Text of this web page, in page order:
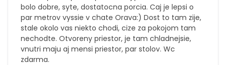
bolo dobre, syte, dostatocna porcia. Caj je lepsi o
par metrov vyssie v chate Orava:) Dost to tam zije,
stale okolo vas niekto chodi, cize za pokojom tam
nechodte. Otvoreny priestor, je tam chladnejsie,
vnutri maju aj mensi priestor, par stolov. Wc
zdarma.